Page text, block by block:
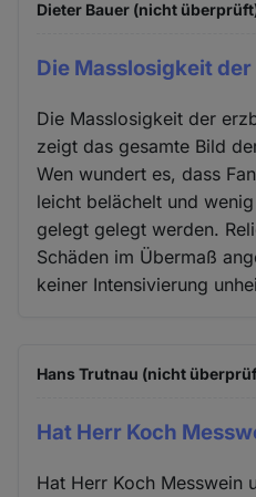
Dieter Bauer (nicht
Die Masslosigkeit der
Die Masslosigkeit der
zeigt das gesamte Bild
Wen wundert es, dass
leicht belächelt und
gelegt gelegt werden.
Schäden im Übermaß
keiner Intensivierung
Hans Trutnau (nicht
Hat Herr Koch
Hat Herr Koch Messwein